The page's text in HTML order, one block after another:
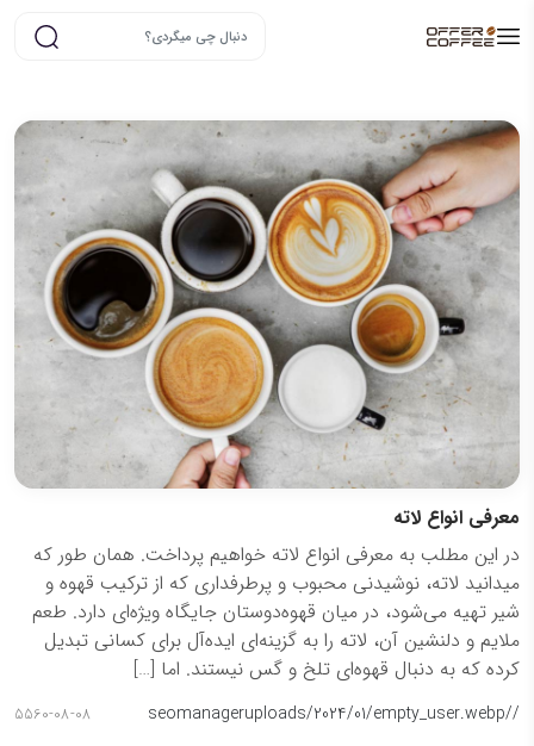
معرفی انواع لاته
در این مطلب به معرفی انواع لاته خواهیم پرداخت. همان طور که
میدانید لاته، نوشیدنی محبوب و پرطرفداری که از ترکیب قهوه و
شیر تهیه می‌شود، در میان قهوه‌دوستان جایگاه ویژه‌ای دارد. طعم
ملایم و دلنشین آن، لاته را به گزینه‌ای ایده‌آل برای کسانی تبدیل
کرده که به دنبال قهوه‌ای تلخ و گس نیستند. اما […]
/
/uploads/2024/01/empty_user.webp
seomanager
5560-08-08